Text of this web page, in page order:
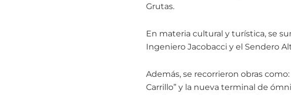
Grutas.
En materia cultural y turística, se
Ingeniero Jacobacci y el Sendero
Además, se recorrieron obras
Carrillo” y la nueva terminal de